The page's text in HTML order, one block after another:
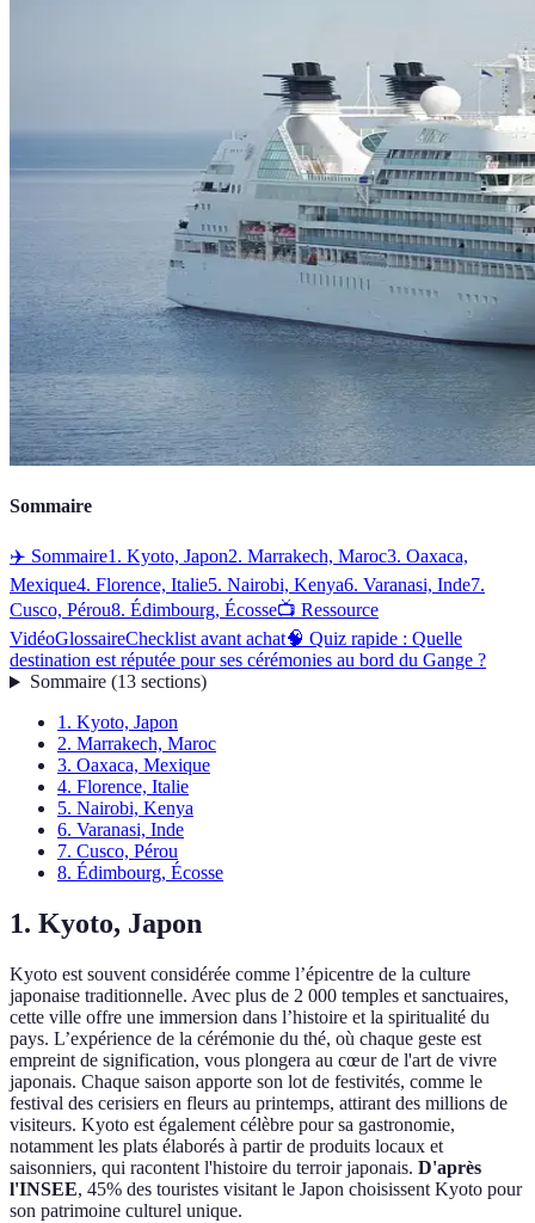
Sommaire
✈️ Sommaire1. Kyoto, Japon2. Marrakech, Maroc3. Oaxaca,
Mexique4. Florence, Italie5. Nairobi, Kenya6. Varanasi, Inde7.
Cusco, Pérou8. Édimbourg, Écosse📺 Ressource
VidéoGlossaireChecklist avant achat🧠 Quiz rapide : Quelle
destination est réputée pour ses cérémonies au bord du Gange ?
Sommaire(13 sections)
1. Kyoto, Japon
2. Marrakech, Maroc
3. Oaxaca, Mexique
4. Florence, Italie
5. Nairobi, Kenya
6. Varanasi, Inde
7. Cusco, Pérou
8. Édimbourg, Écosse
1. Kyoto, Japon
Kyoto est souvent considérée comme l’épicentre de la culture
japonaise traditionnelle. Avec plus de 2 000 temples et sanctuaires,
cette ville offre une immersion dans l’histoire et la spiritualité du
pays. L’expérience de la cérémonie du thé, où chaque geste est
empreint de signification, vous plongera au cœur de l'art de vivre
japonais. Chaque saison apporte son lot de festivités, comme le
festival des cerisiers en fleurs au printemps, attirant des millions de
visiteurs. Kyoto est également célèbre pour sa gastronomie,
notamment les plats élaborés à partir de produits locaux et
saisonniers, qui racontent l'histoire du terroir japonais. D'après
l'INSEE, 45% des touristes visitant le Japon choisissent Kyoto pour
son patrimoine culturel unique.